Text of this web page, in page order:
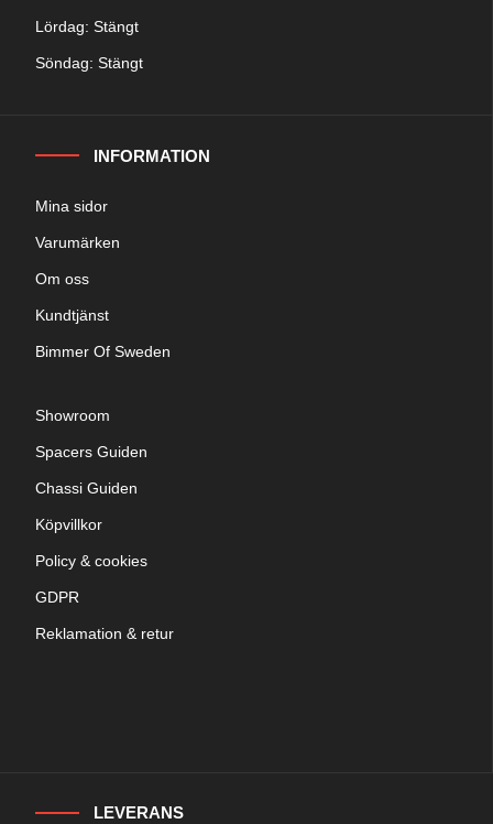
Lördag: Stängt
Söndag: Stängt
INFORMATION
Mina sidor
Varumärken
Om oss
Kundtjänst
Bimmer Of Sweden
Showroom
Spacers Guiden
Chassi Guiden
Köpvillkor
Policy & cookies
GDPR
Reklamation & retur
LEVERANS